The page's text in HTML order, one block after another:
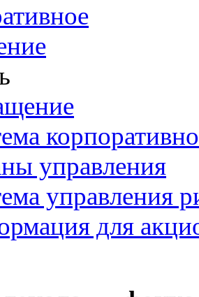
управления
управления
для